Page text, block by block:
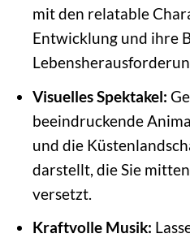
mit den relatable
Entwicklung und ihre
Visuelles Spektakel:
beeindruckende
und die
darstellt, die Sie
versetzt.
Kraftvolle Musik: